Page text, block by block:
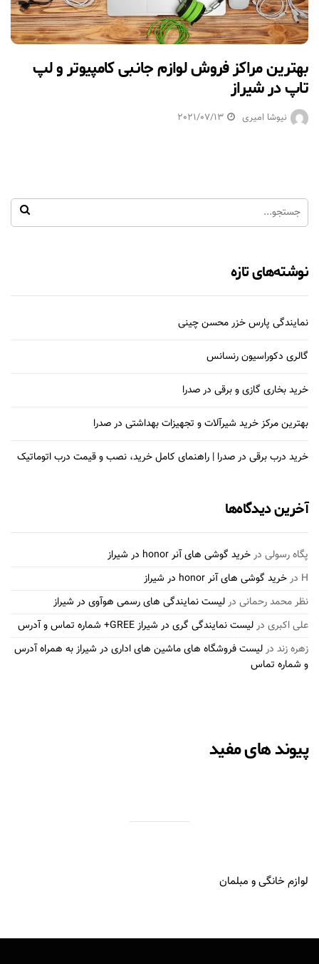
بهترین مراکز فروش لوازم جانبی کامپیوتر و لپ
تاپ در شیراز
نیوشا امیری 2021/07/13
نوشته‌های تازه
نمایندگی پارس خزر محسن چینی
گالری دکوراسیون رنسانس
خرید بخاری گازی و برقی در صدرا
بهترین مرکز خرید شیرآلات و تجهیزات بهداشتی در صدرا
خرید درب برقی در صدرا | راهنمای کامل خرید، نصب و قیمت درب اتوماتیک
آخرین دیدگاه‌ها
پگاه رسولی درخرید گوشی های آنر honor در شیراز
H درخرید گوشی های آنر honor در شیراز
نظر محمد رحمانی درلیست نمایندگی های رسمی هوآوی در شیراز
علی اکبری درلیست نمایندگی گری در شیراز GREE+ شماره تماس و آدرس
زهره زند درلیست فروشگاه های ماشین های اداری در شیراز به همراه آدرس
و شماره تماس
پیوند های مفید
لوازم خانگی و مبلمان